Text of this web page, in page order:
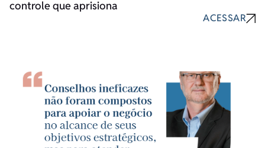
controle que aprisiona
ACESSAR